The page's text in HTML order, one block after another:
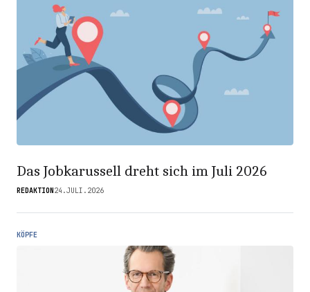
Das Jobkarussell dreht sich im Juli 2026
REDAKTION24.JULI.2026
KÖPFE